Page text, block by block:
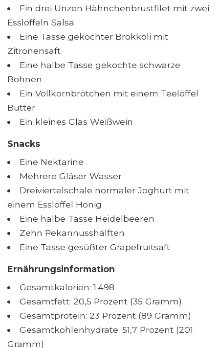
Ein drei Unzen Hähnchenbrustfilet mit zwei
Esslöffeln Salsa
Eine Tasse gekochter Brokkoli mit
Zitronensaft
Eine halbe Tasse gekochte schwarze
Bohnen
Ein Vollkornbrötchen mit einem Teelöffel
Butter
Ein kleines Glas Weißwein
Snacks
Eine Nektarine
Mehrere Gläser Wasser
Dreiviertelschale normaler Joghurt mit
einem Esslöffel Honig
Eine halbe Tasse Heidelbeeren
Zehn Pekannusshälften
Eine Tasse gesüßter Grapefruitsaft
Ernährungsinformation
Gesamtkalorien: 1.498
Gesamtfett: 20,5 Prozent (35 Gramm)
Gesamtprotein: 23 Prozent (89 Gramm)
Gesamtkohlenhydrate: 51,7 Prozent (201
Gramm)